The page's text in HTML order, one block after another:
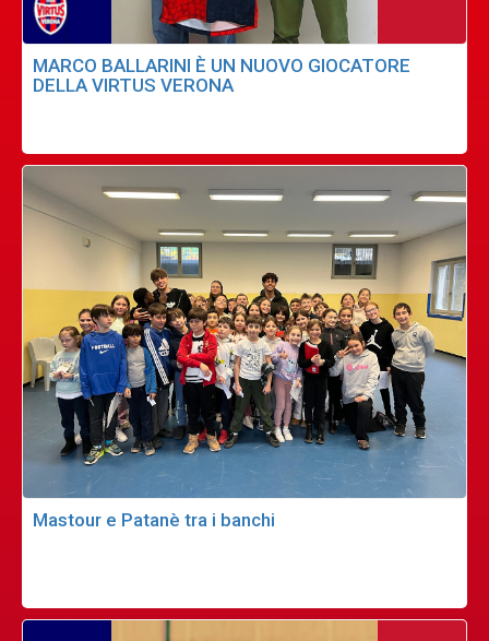
MARCO BALLARINI È UN NUOVO GIOCATORE
DELLA VIRTUS VERONA
Mastour e Patanè tra i banchi